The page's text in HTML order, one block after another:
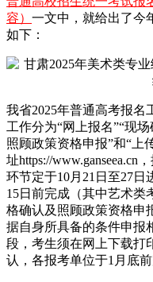
容） 一文中，就给出了今
如下：
我省2025年普通高考报名
工作分为“网上报名”“现
照顾政策资格申报”和“上
址https://www.ganseea.cn
环节定于10月21日至27日
15日前完成（其中艺术类
格确认及照顾政策资格申
据自身所具备的条件申报
段，考生须在网上下载打
认，各报考单位于1月底前